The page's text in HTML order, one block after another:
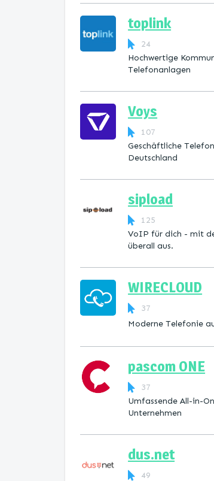
toplink
24
Hochwertige
Telefonanlagen
Voys
107
Geschäftliche
Deutschland
sipload
125
VoIP für dich - mit
überall aus.
WIRECLOUD
37
Moderne Telefonie
pascom ONE
37
Umfassende All-in-
Unternehmen
dus.net
49